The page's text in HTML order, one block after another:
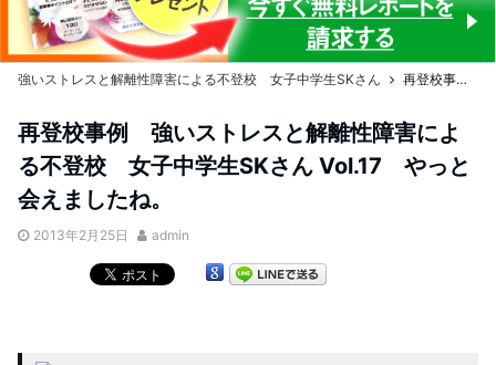
強いストレスと解離性障害による不登校 女子中学生SKさん 再登校事例 強いストレスと解離性障害による不登校 女子中学生SKさん Vol.17 やっと会えましたね。
再登校事例 強いストレスと解離性障害によ
る不登校 女子中学生SKさん Vol.17 やっと
会えましたね。
2013年2月25日 admin